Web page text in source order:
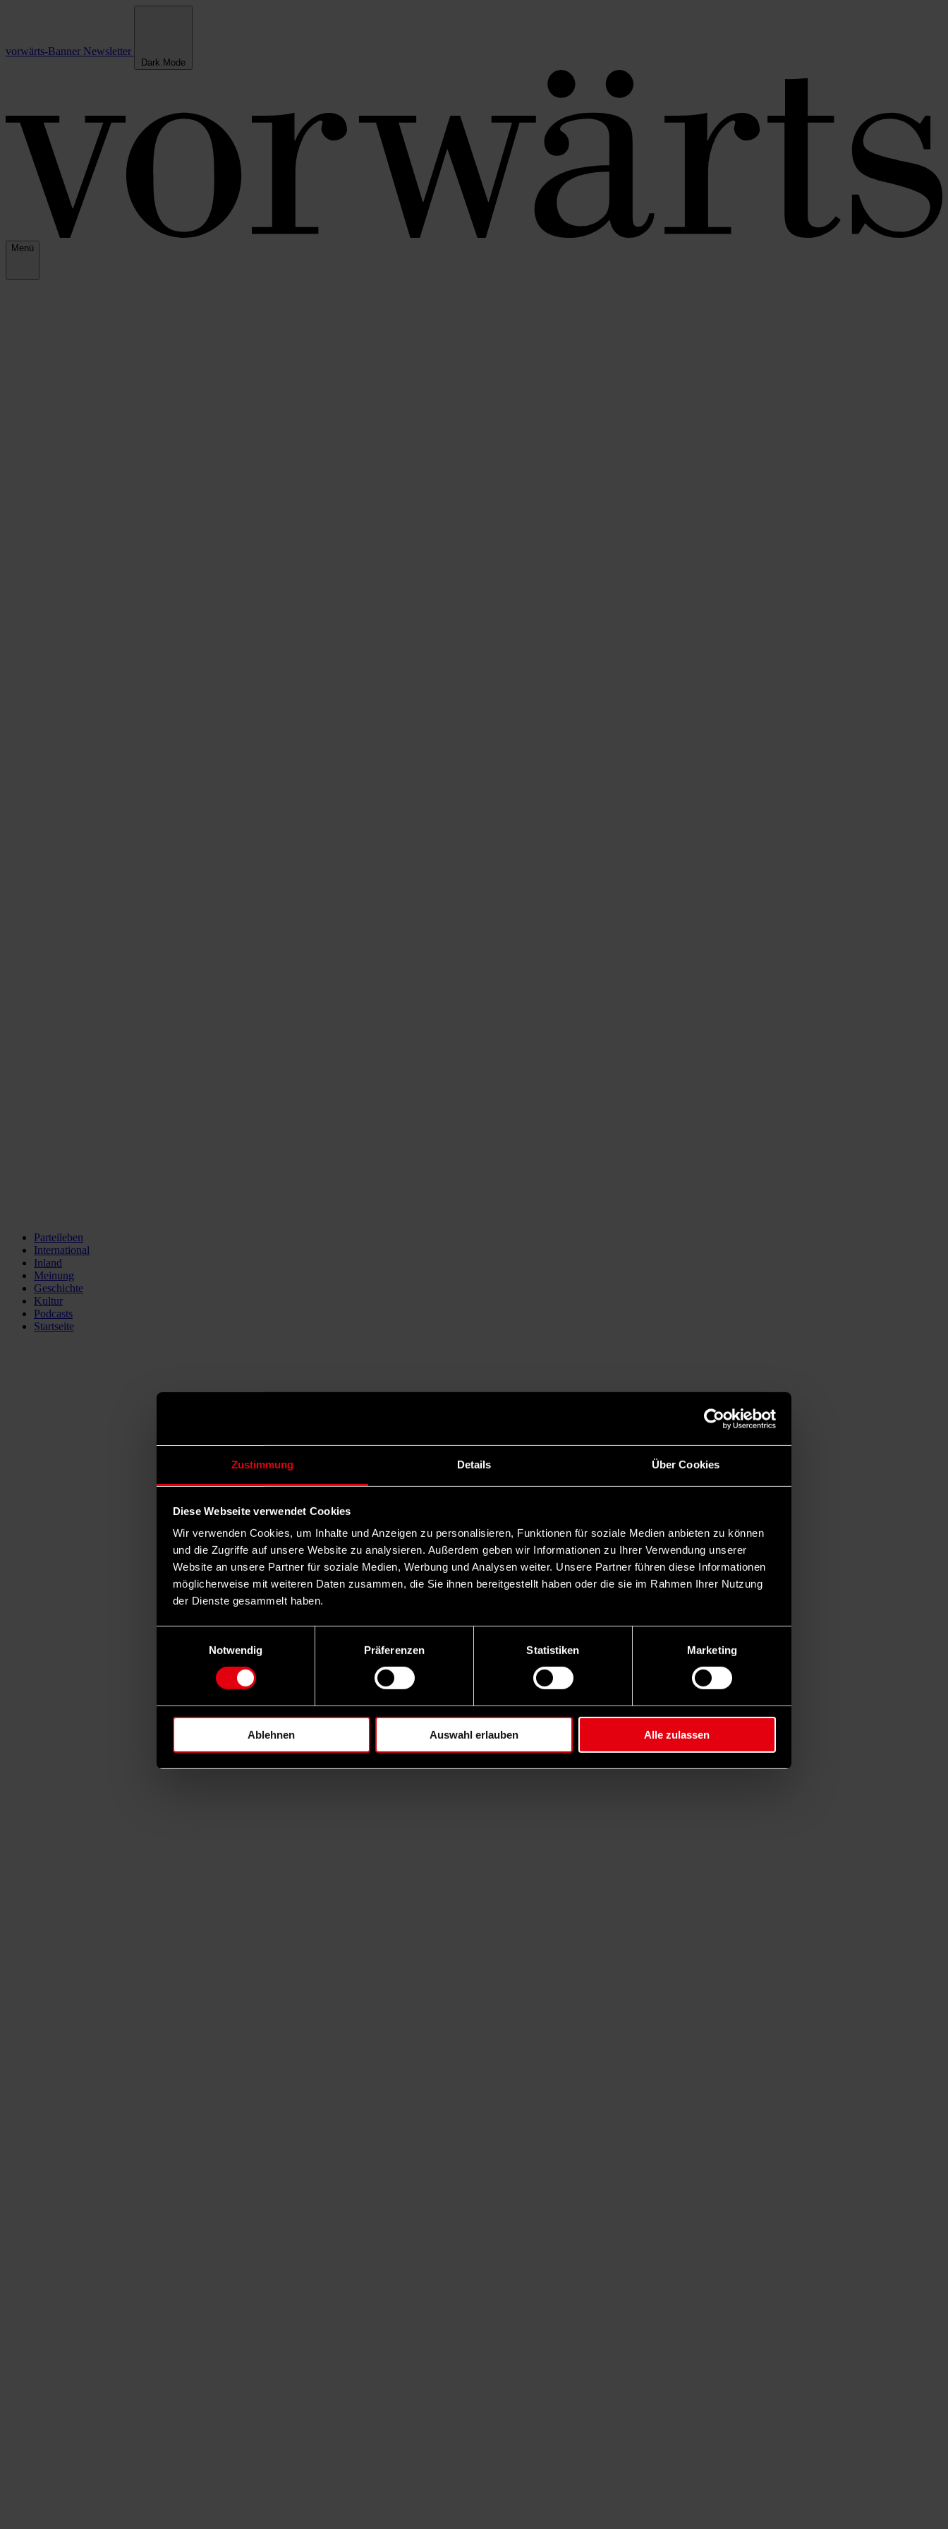
Zustimmung Details Über Cookies
Diese Webseite verwendet Cookies
Wir verwenden Cookies, um Inhalte und Anzeigen zu personalisieren, Funktionen für soziale Medien anbieten zu können
und die Zugriffe auf unsere Website zu analysieren. Außerdem geben wir Informationen zu Ihrer Verwendung unserer
Website an unsere Partner für soziale Medien, Werbung und Analysen weiter. Unsere Partner führen diese Informationen
möglicherweise mit weiteren Daten zusammen, die Sie ihnen bereitgestellt haben oder die sie im Rahmen Ihrer Nutzung
der Dienste gesammelt haben.
Notwendig
Präferenzen Statistiken Marketing
Ablehnen Auswahl erlauben Alle zulassen
vorwärts-Banner Newsletter
Dark Mode
Menü
Parteileben
International
Inland
Meinung
Geschichte
Kultur
Podcasts
Startseite